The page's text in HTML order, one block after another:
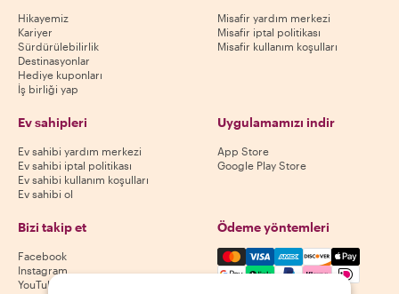
Hikayemiz
Kariyer
Sürdürülebilirlik
Destinasyonlar
Hediye kuponları
İş birliği yap
Misafir yardım merkezi
Misafir iptal politikası
Misafir kullanım koşulları
Ev sahipleri
Ev sahibi yardım merkezi
Ev sahibi iptal politikası
Ev sahibi kullanım koşulları
Ev sahibi ol
Uygulamamızı indir
App Store
Google Play Store
Bizi takip et
Facebook
Instagram
YouTube
Ödeme yöntemleri
Mastercard, Visa, Amex,